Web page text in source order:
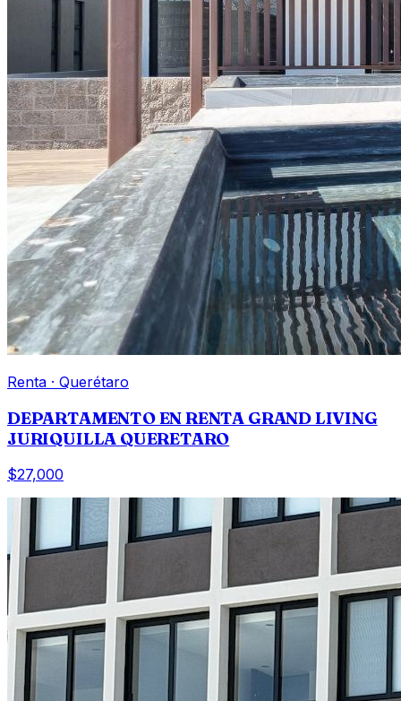
Renta · Querétaro
DEPARTAMENTO EN RENTA GRAND LIVING
JURIQUILLA QUERETARO
$27,000